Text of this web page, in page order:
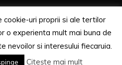
Segra Media
|
Theme: Recent News
Themes
uri proprii si ale tertilor
o experienta mult mai buna de
nevoilor si interesului fiecaruia.
Citește mai mult